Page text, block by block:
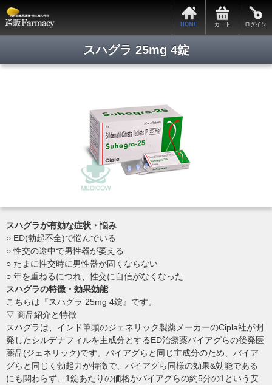
HOME カート ログイン
スハグラ 25mg 4錠
スハグラが有効な症状・悩み
○ ED(勃起不全)で悩んでいる
○ 性交の途中で男性器が萎える
○ たまに性交時に男性器が固くならない
○ 年を重ねるにつれ、性交に自信がなくなった
スハグラの特徴・効果効能
こちらは『スハグラ 25mg 4錠』です。
▽ 商品紹介と特徴
スハグラは、インド筆頭のジェネリック製薬メーカーのCipla社が開
発したシルデナフィルを主成分とするED治療薬バイアグらの後発医
薬品(ジェネリック)です。バイアグらと同じ主成分のため、バイア
グらと同じく勃起力が特徴で、バイアグら同様の効果&効能である
にも関わらず、1錠あたりの価格がバイアグらの約5分の1という安